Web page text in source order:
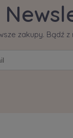
zakupy.